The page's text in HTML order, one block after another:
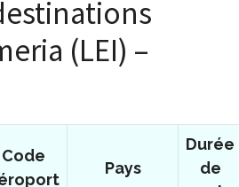
(LEI) –
Code
Pays
Durée
de